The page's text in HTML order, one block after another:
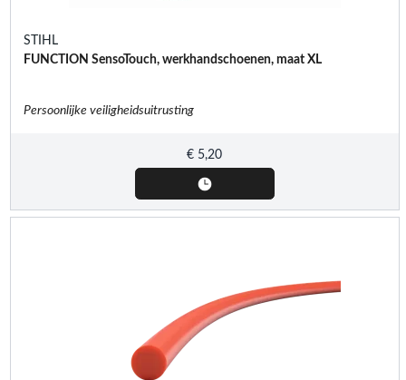
STIHL
FUNCTION SensoTouch, werkhandschoenen, maat XL
Persoonlijke veiligheidsuitrusting
€ 5,20